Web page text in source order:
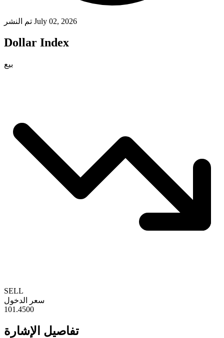
تم النشر July 02, 2026
Dollar Index
بيع
SELL
سعر الدخول
101.4500
تفاصيل الإشارة